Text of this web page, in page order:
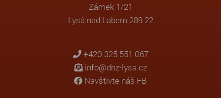
Zámek 1/21
Lysá nad Labem 289 22
+420 325 551 067
info@dnz-lysa.cz
Navštivte náš FB